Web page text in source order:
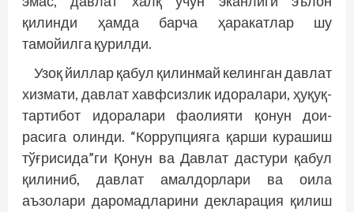
қилинди ҳамда барча ҳаракатлар шу
тамойилга қурилди.
Узоқ йиллар қабул қилинмай келинган давлат
хизмати, давлат хавфсизлик идоралари, ҳуқуқ-
тартибот идоралари фаолияти қонун дои­
расига олинди. “Коррупцияга қарши курашиш
тўғрисида”ги Қонун ва Давлат дастури қабул
қилиниб, давлат амалдорлари ва оила
аъзолари даромадларини декларация қилиш